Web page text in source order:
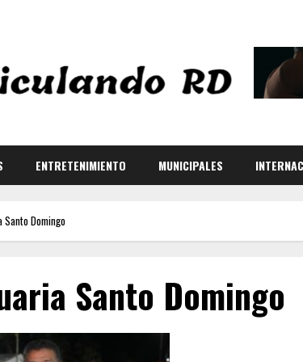
ENTRETENIMIENTO MUNICIPALES
Santo Domingo
Santo Domingo